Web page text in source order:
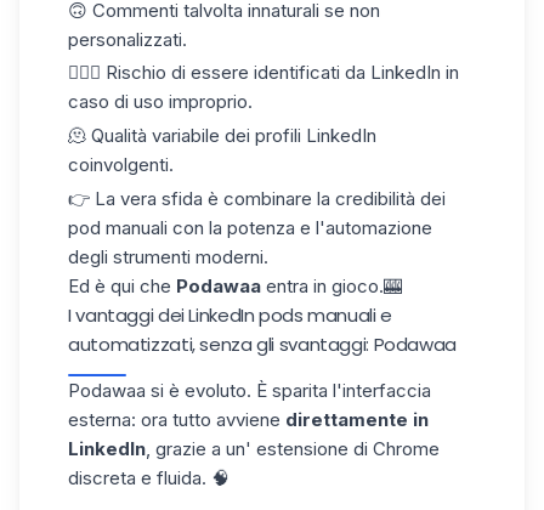
🙃 Commenti talvolta innaturali se non
personalizzati.
🕵🏻‍♀️ Rischio di essere identificati da LinkedIn in
caso di uso improprio.
🫠 Qualità variabile dei profili LinkedIn
coinvolgenti.
👉 La vera sfida è combinare la credibilità dei
pod manuali con la potenza e l'automazione
degli strumenti moderni.
Ed è qui che Podawaa entra in gioco.🎰
I vantaggi dei LinkedIn pods manuali e
automatizzati, senza gli svantaggi: Podawaa
Podawaa si è evoluto. È sparita l'interfaccia
esterna: ora tutto avviene direttamente in
LinkedIn , grazie a un' estensione di Chrome
discreta e fluida. 🧠